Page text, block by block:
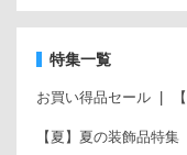
特集一覧
お買い得品セール
【夏】夏の装飾品特集